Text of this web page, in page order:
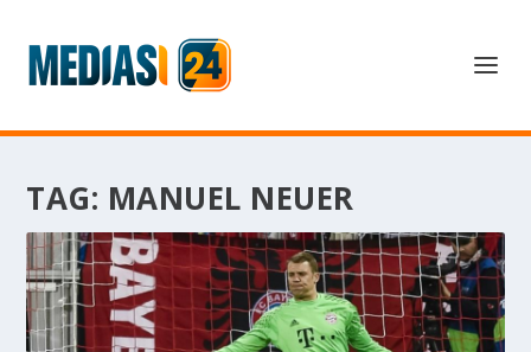
TAG: MANUEL NEUER